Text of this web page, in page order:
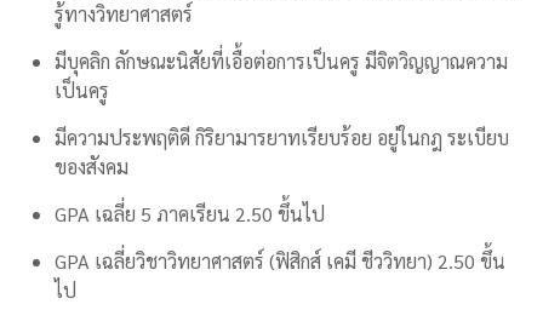
รู้ทางวิทยาศาสตร์
มีบุคลิก ลักษณะนิสัยที่เอื้อต่อการเป็นครู มีจิตวิญญาณความ
เป็นครู
มีความประพฤติดี กิริยามารยาทเรียบร้อย อยู่ในกฎ ระเบียบ
ของสังคม
GPA เฉลี่ย 5 ภาคเรียน 2.50 ขึ้นไป
GPA เฉลี่ยวิชาวิทยาศาสตร์ (ฟิสิกส์ เคมี ชีววิทยา) 2.50 ขึ้น
ไป